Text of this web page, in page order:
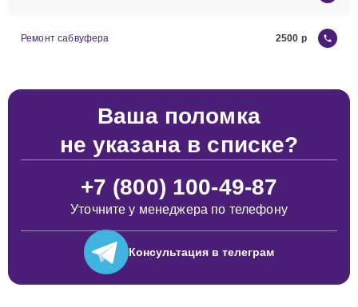
Ремонт сабвуфера 2500
Ваша поломка
не указана в списке?
+7 (800) 100-49-87
Уточните у менеджера по телефону
Консультация в телеграм